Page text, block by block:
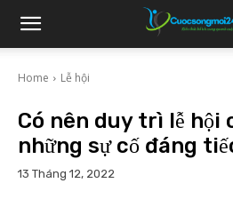
Home Lễ hội
Có nên duy trì lễ hội
những sự cố đáng
13 Tháng 12, 2022